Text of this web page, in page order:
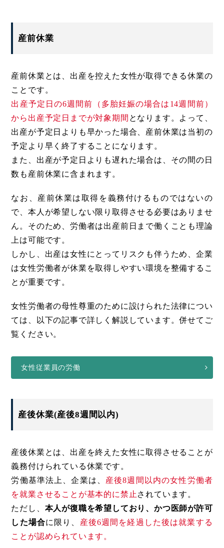
産前休業
産前休業とは、出産を控えた女性が取得できる休業の
ことです。
出産予定日の6週間前（多胎妊娠の場合は14週間前）
から出産予定日までが対象期間 となります。よって、
出産が予定日よりも早かった場合、産前休業は当初の
予定より早く終了することになります。
また、出産が予定日よりも遅れた場合は、その間の日
数も産前休業に含まれます。
なお、産前休業は取得を義務付けるものではないの
で、本人が希望しない限り取得させる必要はありませ
ん。そのため、労働者は出産前日まで働くことも理論
上は可能です。
しかし、出産は女性にとってリスクも伴うため、企業
は女性労働者が休業を取得しやすい環境を整備するこ
とが重要です。
女性労働者の母性尊重のために設けられた法律につい
ては、以下の記事で詳しく解説しています。併せてご
覧ください。
女性従業員の労働
産後休業(産後8週間以内)
産後休業とは、出産を終えた女性に取得させることが
義務付けられている休業です。
労働基準法上、企業は、 産後8週間以内の女性労働者
を就業させることが基本的に禁止 されています。
ただし、 本人が復職を希望しており、かつ医師が許可
した場合に限り、 産後6週間を経過した後は就業する
ことが認められています。